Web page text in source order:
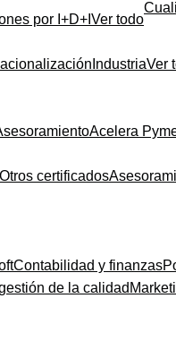
por I+D+I Ver todo
IndustriaVer
Acelera
Otros certificados
Contabilidad y finanzas
de la calidad